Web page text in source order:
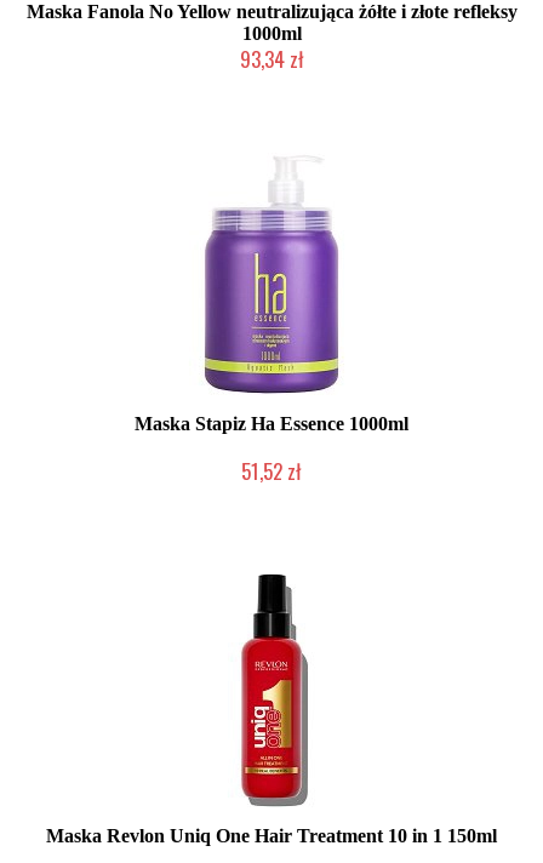
Maska Fanola No Yellow neutralizująca żółte i złote refleksy
1000ml
93,34 zł
Maska Stapiz Ha Essence 1000ml
51,52 zł
Maska Revlon Uniq One Hair Treatment 10 in 1 150ml